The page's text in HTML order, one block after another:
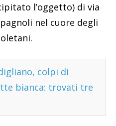
l’oggetto) di via
nel cuore degli
colpi di
bianca: trovati tre